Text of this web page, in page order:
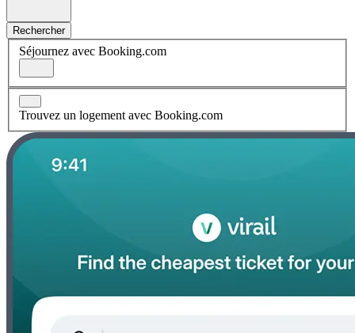
Rechercher
Séjournez avec Booking.com
Trouvez un logement avec Booking.com